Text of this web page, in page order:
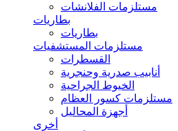
مستلزمات الفلانشات
بطاريات
بطاريات
مستلزمات المستشفيات
القسطرات
أنابيب صدرية وحنجرية
الخيوط الجراحية
مستلزمات كسور العظام
أجهزة المحاليل
أخرى